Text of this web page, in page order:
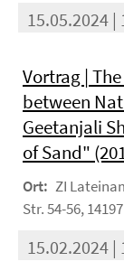
15.05.2024 |
Vortrag |
between
Geetanjali
of Sand"
Ort: ZI
Str. 54-56,
15.02.2024 |